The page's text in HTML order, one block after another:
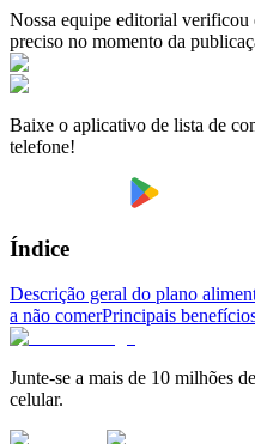
Nossa equipe editorial verificou
preciso no momento da
Baixe o aplicativo de lista de
telefone!
Índice
Descrição geral do plano
a não comerPrincipais
Junte-se a mais de 10 milhões
celular.